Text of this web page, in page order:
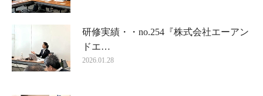
研修実績・・no.254『株式会社エーアン
ドエ…
2026.01.28